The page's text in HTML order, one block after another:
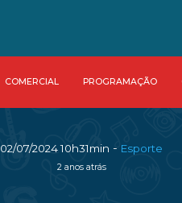
COMERCIAL PROGRAMAÇÃO
02/07/2024 10h31min - Esporte
2 anos atrás